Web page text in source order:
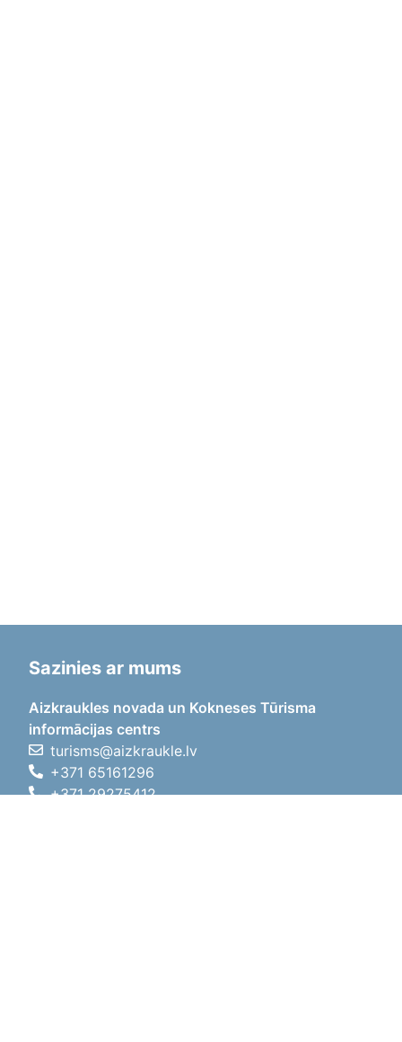
Sazinies ar mums
Aizkraukles novada un Kokneses Tūrisma
informācijas centrs
turisms@aizkraukle.lv
+371 65161296
+371 29275412